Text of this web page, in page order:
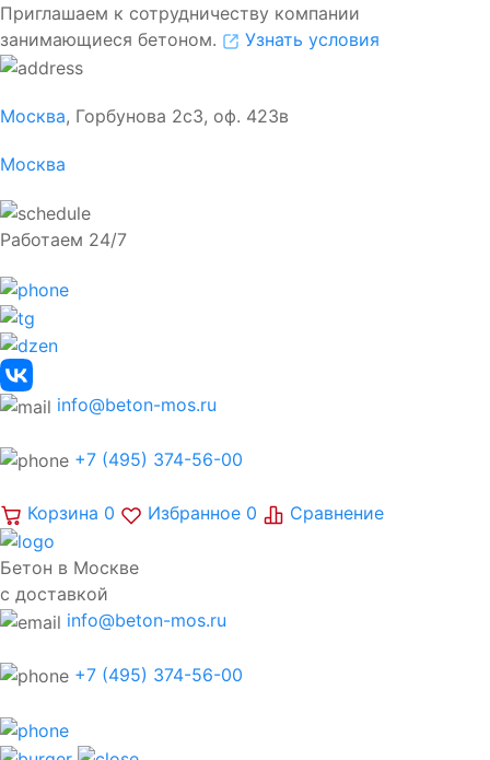
Приглашаем к сотрудничеству компании
занимающиеся бетоном.
Узнать условия
Москва, Горбунова 2с3, оф. 423в
Москва
Работаем 24/7
info@beton-mos.ru
+7 (495) 374-56-00
Корзина 0 Избранное 0 Сравнение
Бетон в Москве
с доставкой
info@beton-mos.ru
+7 (495) 374-56-00